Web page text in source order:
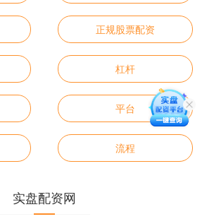
正规股票配资
杠杆
平台
流程
实盘配资网